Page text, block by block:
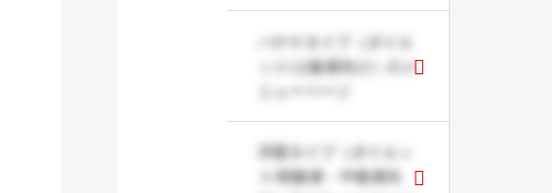
バナナタイプ（ダイエ
ット/上級者向け）のメ
ニューページ
洋梨タイプ（ダイエッ
ト/初級者・中級者向